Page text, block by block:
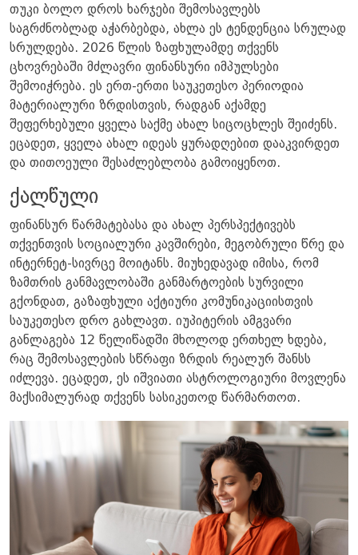
​თუკი ბოლო დროს ხარჯები შემოსავლებს
საგრძნობლად აჭარბებდა, ახლა ეს ტენდენცია სრულად
სრულდება. 2026 წლის ზაფხულამდე თქვენს
ცხოვრებაში მძლავრი ფინანსური იმპულსები
შემოიჭრება. ეს ერთ-ერთი საუკეთესო პერიოდია
მატერიალური ზრდისთვის, რადგან აქამდე
შეფერხებული ყველა საქმე ახალ სიცოცხლეს შეიძენს.
ეცადეთ, ყველა ახალ იდეას ყურადღებით დააკვირდეთ
და თითოეული შესაძლებლობა გამოიყენოთ. ​
ქალწული ​
ფინანსურ წარმატებასა და ახალ პერსპექტივებს
თქვენთვის სოციალური კავშირები, მეგობრული წრე და
ინტერნეტ-სივრცე მოიტანს. მიუხედავად იმისა, რომ
ზამთრის განმავლობაში განმარტოების სურვილი
გქონდათ, გაზაფხული აქტიური კომუნიკაციისთვის
საუკეთესო დრო გახლავთ. იუპიტერის ამგვარი
განლაგება 12 წელიწადში მხოლოდ ერთხელ ხდება,
რაც შემოსავლების სწრაფი ზრდის რეალურ შანსს
იძლევა. ეცადეთ, ეს იშვიათი ასტროლოგიური მოვლენა
მაქსიმალურად თქვენს სასიკეთოდ წარმართოთ.